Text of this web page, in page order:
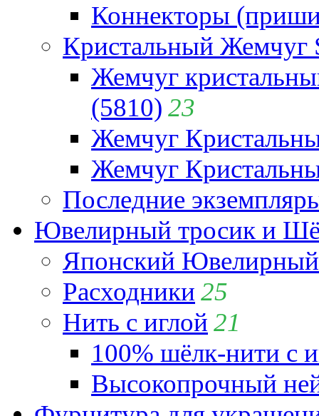
Коннекторы
Кристальный Жемчуг
Жемчуг
(5810) 23
Жемчуг
Жемчуг
Последние
Ювелирный тросик и
Японский
Расходники 25
Нить с иглой 21
100% шёлк-нити с
Высокопрочный